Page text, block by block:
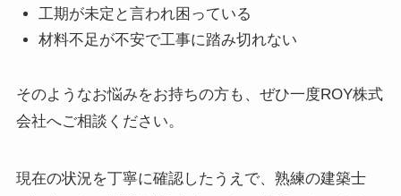
工期が未定と言われ困っている
材料不足が不安で工事に踏み切れない
そのようなお悩みをお持ちの方も、ぜひ一度ROY株式
会社へご相談ください。
現在の状況を丁寧に確認したうえで、熟練の建築士